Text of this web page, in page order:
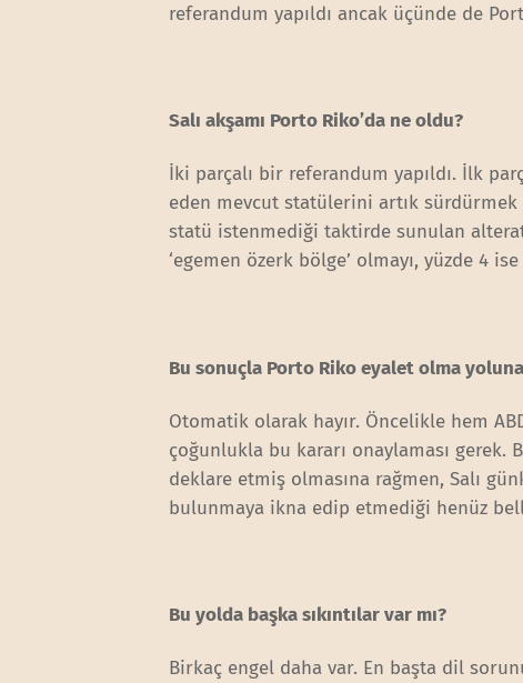
referandum yapıldı ancak üçünde de
Salı akşamı Porto Riko’da ne oldu?
İki parçalı bir referandum yapıldı. İlk
eden mevcut statülerini artık
statü istenmediği taktirde sunulan
‘egemen özerk bölge’ olmayı, yüzde 4 ise
Bu sonuçla Porto Riko eyalet olma
Otomatik olarak hayır. Öncelikle hem
çoğunlukla bu kararı onaylaması gerek.
deklare etmiş olmasına rağmen, Salı
bulunmaya ikna edip etmediği henüz
Bu yolda başka sıkıntılar var mı?
Birkaç engel daha var. En başta dil